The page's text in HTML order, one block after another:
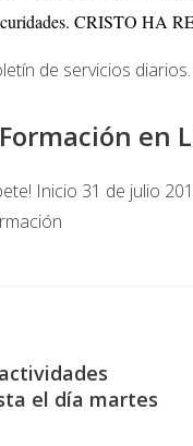
CRISTO
de servicios
en
Inicio 31 de julio
el día martes